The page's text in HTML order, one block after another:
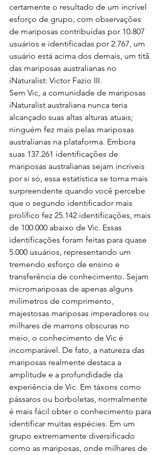
certamente o resultado de um incrível
esforço de grupo, com observações
de mariposas contribuídas por 10.807
usuários e identificadas por 2.767, um
usuário está acima dos demais, um titã
das mariposas australianas no
iNaturalist: Victor Fazio III.
Sem Vic, a comunidade de mariposas
iNaturalist australiana nunca teria
alcançado suas altas alturas atuais;
ninguém fez mais pelas mariposas
australianas na plataforma. Embora
suas 137.261 identificações de
mariposas australianas sejam incríveis
por si só, essa estatística se torna mais
surpreendente quando você percebe
que o segundo identificador mais
prolífico fez 25.142 identificações, mais
de 100.000 abaixo de Vic. Essas
identificações foram feitas para quase
5.000 usuários, representando um
tremendo esforço de ensino e
transferência de conhecimento. Sejam
micromariposas de apenas alguns
milímetros de comprimento,
majestosas mariposas imperadores ou
milhares de marrons obscuras no
meio, o conhecimento de Vic é
incomparável. De fato, a natureza das
mariposas realmente destaca a
amplitude e a profundidade da
experiência de Vic. Em táxons como
pássaros ou borboletas, normalmente
é mais fácil obter o conhecimento para
identificar muitas espécies. Em um
grupo extremamente diversificado
como as mariposas, onde milhares de